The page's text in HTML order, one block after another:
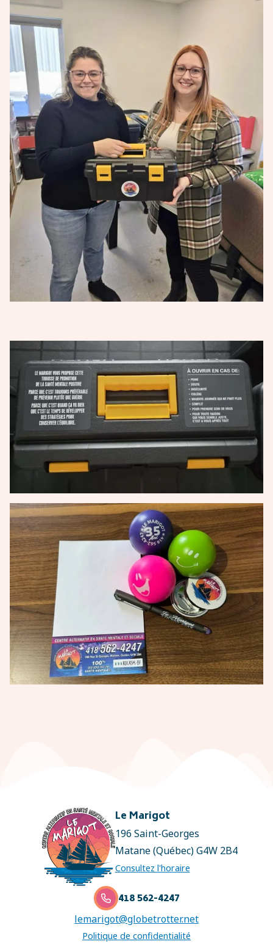
Le Marigot
196 Saint-Georges
Matane (Québec) G4W 2B4
Consultez l'horaire
 418 562-4247
lemarigot@globetrotter.net
Politique de confidentialité